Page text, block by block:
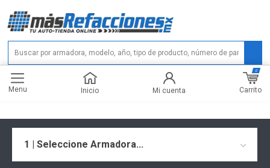
Menu Inicio Mi cuenta Carrito
0
1 | Seleccione Armadora...